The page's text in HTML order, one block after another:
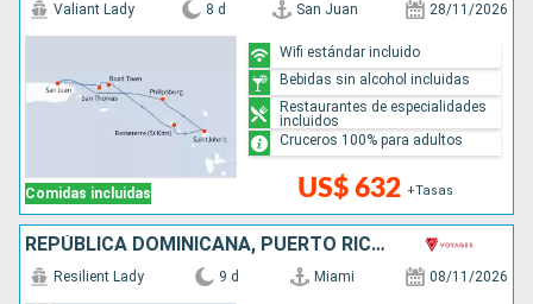
Comidas incluidas
Valiant Lady 8 d San Juan 28/11/2026
US$ 632 +Tasas
Wifi estándar incluido
Bebidas sin alcohol incluidas
Restaurantes de especialidades
incluidos
Cruceros 100% para adultos
REPÚBLICA DOMINICANA, PUERTO RICO, BAHAMAS, ESTADOS UNIDOS
Resilient Lady 9 d Miami 08/11/2026